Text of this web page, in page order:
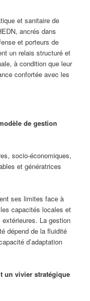
et sanitaire de
ancrés dans
et porteurs de
un relais structuré et
à condition que leur
confortée avec les
de gestion
socio-économiques,
et génératrices
ses limites face à
capacités locales et
La gestion
dépend de la fluidité
d’adaptation
un vivier stratégique